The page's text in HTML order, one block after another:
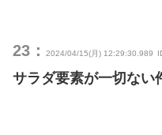
23： 2024/04/15(月) 12:29:30.989
サラダ要素が一切な